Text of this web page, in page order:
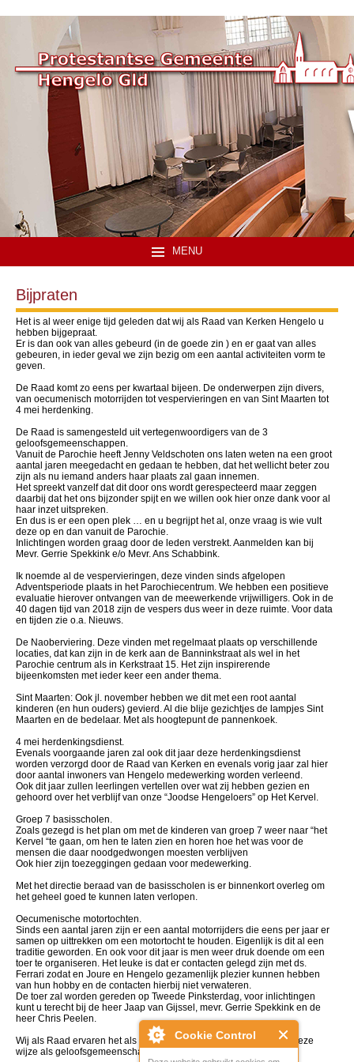
Cookie Control
MENU
Bijpraten
Het is al weer enige tijd geleden dat wij als Raad van Kerken Hengelo u
hebben bijgepraat.
Er is dan ook van alles gebeurd (in de goede zin ) en er gaat van alles
gebeuren, in ieder geval we zijn bezig om een aantal activiteiten vorm te
geven.
De Raad komt zo eens per kwartaal bijeen. De onderwerpen zijn divers,
van oecumenisch motorrijden tot vespervieringen en van Sint Maarten tot
4 mei herdenking.
De Raad is samengesteld uit vertegenwoordigers van de 3
geloofsgemeenschappen.
Vanuit de Parochie heeft Jenny Veldschoten ons laten weten na een groot
aantal jaren meegedacht en gedaan te hebben, dat het wellicht beter zou
zijn als nu iemand anders haar plaats zal gaan innemen.
Het spreekt vanzelf dat dit door ons wordt gerespecteerd maar zeggen
daarbij dat het ons bijzonder spijt en we willen ook hier onze dank voor al
haar inzet uitspreken.
En dus is er een open plek … en u begrijpt het al, onze vraag is wie vult
deze op en dan vanuit de Parochie.
Inlichtingen worden graag door de leden verstrekt. Aanmelden kan bij
Mevr. Gerrie Spekkink e/o Mevr. Ans Schabbink.
Ik noemde al de vespervieringen, deze vinden sinds afgelopen
Adventsperiode plaats in het Parochiecentrum. We hebben een positieve
evaluatie hierover ontvangen van de meewerkende vrijwilligers. Ook in de
40 dagen tijd van 2018 zijn de vespers dus weer in deze ruimte. Voor data
en tijden zie o.a. Nieuws.
De Naoberviering. Deze vinden met regelmaat plaats op verschillende
locaties, dat kan zijn in de kerk aan de Banninkstraat als wel in het
Parochie centrum als in Kerkstraat 15. Het zijn inspirerende
bijeenkomsten met ieder keer een ander thema.
Sint Maarten: Ook jl. november hebben we dit met een root aantal
kinderen (en hun ouders) gevierd. Al die blije gezichtjes de lampjes Sint
Maarten en de bedelaar. Met als hoogtepunt de pannenkoek.
4 mei herdenkingsdienst.
Evenals voorgaande jaren zal ook dit jaar deze herdenkingsdienst
worden verzorgd door de Raad van Kerken en evenals vorig jaar zal hier
door aantal inwoners van Hengelo medewerking worden verleend.
Ook dit jaar zullen leerlingen vertellen over wat zij hebben gezien en
gehoord over het verblijf van onze “Joodse Hengeloers” op Het Kervel.
Groep 7 basisscholen.
Zoals gezegd is het plan om met de kinderen van groep 7 weer naar “het
Kervel “te gaan, om hen te laten zien en horen hoe het was voor de
mensen die daar noodgedwongen moesten verblijven
Ook hier zijn toezeggingen gedaan voor medewerking.
Met het directie beraad van de basisscholen is er binnenkort overleg om
het geheel goed te kunnen laten verlopen.
Oecumenische motortochten.
Sinds een aantal jaren zijn er een aantal motorrijders die eens per jaar er
samen op uittrekken om een motortocht te houden. Eigenlijk is dit al een
traditie geworden. En ook voor dit jaar is men weer druk doende om een
toer te organiseren. Het leuke is dat er contacten gelegd zijn met ds.
Ferrari zodat en Joure en Hengelo gezamenlijk plezier kunnen hebben
van hun hobby en de contacten hierbij niet verwateren.
De toer zal worden gereden op Tweede Pinksterdag, voor inlichtingen
kunt u terecht bij de heer Jaap van Gijssel, mevr. Gerrie Spekkink en de
heer Chris Peelen.
Wij als Raad ervaren het als heel bijzonder en zijn blij dat wij op deze
wijze als geloofsgemeenschappen samen mogen optrekken.